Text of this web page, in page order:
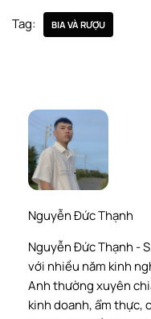
Tag: BIA VÀ RƯỢU
Nguyễn Đức Thạnh
Nguyễn Đức Thạnh -
với nhiều năm kinh
Anh thường xuyên
kinh doanh, ẩm thực,